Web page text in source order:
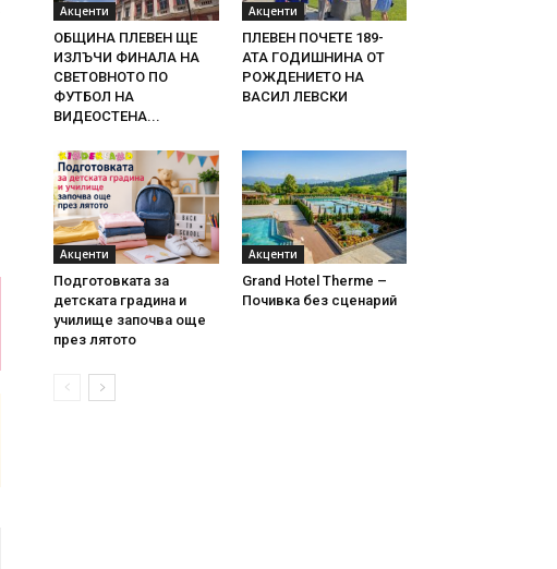
Акценти
ОБЩИНА ПЛЕВЕН ЩЕ
ИЗЛЪЧИ ФИНАЛА НА
СВЕТОВНОТО ПО
ФУТБОЛ НА
ВИДЕОСТЕНА...
Акценти
ПЛЕВЕН ПОЧЕТЕ 189-
АТА ГОДИШНИНА ОТ
РОЖДЕНИЕТО НА
ВАСИЛ ЛЕВСКИ
Акценти
Подготовката за
детската градина и
училище започва още
през лятото
Акценти
Grand Hotel Therme –
Почивка без сценарий